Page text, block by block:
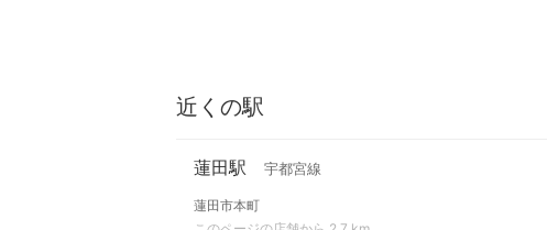
近くの駅
蓮田駅 宇都宮線
蓮田市本町